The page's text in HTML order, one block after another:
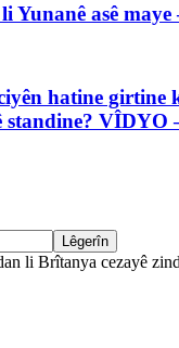
Yunanê asê
hatine girtine
standine? VÎDYO
li Brîtanya cezayê